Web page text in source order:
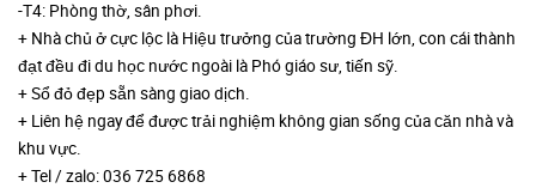
-T4: Phòng thờ, sân phơi.
+ Nhà chủ ở cực lộc là Hiệu trưởng của trường ĐH lớn, con cái thành
đạt đều đi du học nước ngoài là Phó giáo sư, tiến sỹ.
+ Sổ đỏ đẹp sẵn sàng giao dịch.
+ Liên hệ ngay để được trải nghiệm không gian sống của căn nhà và
khu vực.
+ Tel / zalo: 036 725 6868